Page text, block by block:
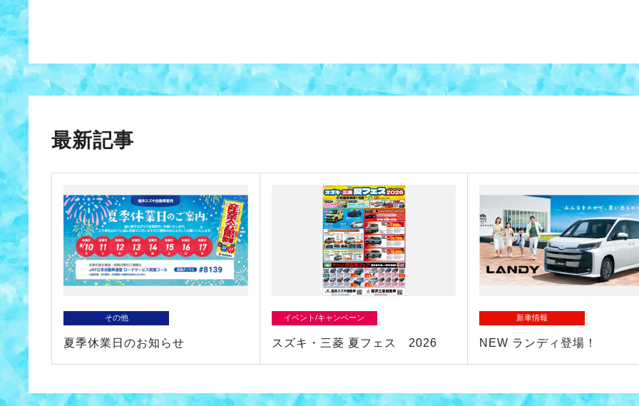
最新記事
その他
夏季休業日のお知らせ
イベント/キャンペーン
スズキ・三菱 夏フェス 2026
新車情報
NEW ランディ登場！